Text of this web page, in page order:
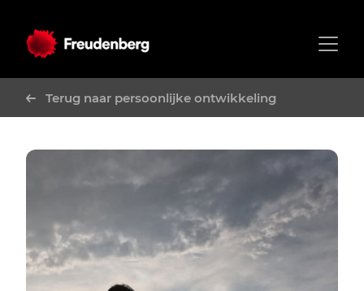
Terug naar persoonlijke ontwikkeling